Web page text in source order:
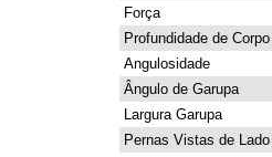
Força
Profundidade de Corpo
Angulosidade
Ângulo de Garupa
Largura Garupa
Pernas Vistas de Lado